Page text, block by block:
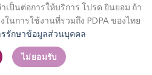
เป็นต่อการให้บริการ โปรด ยินยอม ถ้า
นการใช้งานที่รวมถึง PDPA ของไทย
รรักษาข้อมูลส่วนบุคคล
ไม่ยอมรับ
าชิก / เข้าสู่ระบบ
©Flatsome Theme